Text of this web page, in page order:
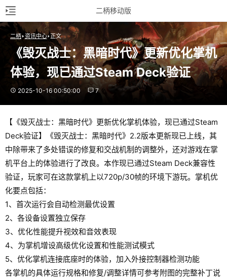
二柄移动版
二柄 资讯中心 正文
《毁灭战士：黑暗时代》更新优化掌机
体验，现已通过Steam Deck验证
2025-10-16 00:50:00 7
【《毁灭战士：黑暗时代》更新优化掌机体验，现已通过Steam
Deck验证】《毁灭战士：黑暗时代》2.2版本更新现已上线，其
中除带来了多处错误的修复和交战机制的调整外，还对游戏在掌
机平台上的体验进行了改良。本作现已通过Steam Deck兼容性
验证，玩家可在这款掌机上以720p/30帧的环境下游玩。掌机优
化要点包括：
1、首次运行会自动检测最优设置
2、各设备设置独立保存
3、优化性能提升视效和音效表现
4、为掌机增设高级优化设置和性能测试模式
5、优化掌机连接底座时的体验，加入外接控制器检测功能
各掌机的具体运行规格和修复/调整详情可参考附图的完整补丁说